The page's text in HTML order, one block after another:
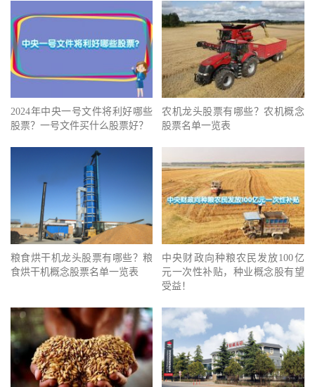
2024年中央一号文件将利好哪些
股票？一号文件买什么股票好？
农机龙头股票有哪些？农机概念
股票名单一览表
粮食烘干机龙头股票有哪些？粮
食烘干机概念股票名单一览表
中央财政向种粮农民发放100亿
元一次性补贴，种业概念股有望
受益！